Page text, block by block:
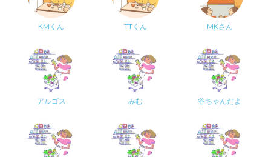
KMくん TTくん MKさん
アルゴス みむ 谷ちゃんだよ